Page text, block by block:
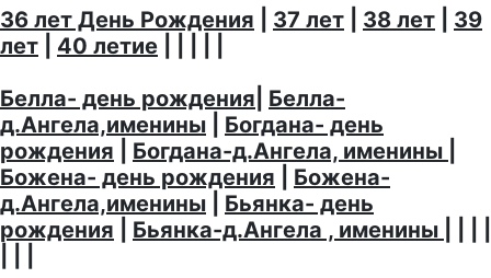
36 лет День Рождения 37 лет 38 лет
39
лет
40 летие
Белла- день рождения Белла-
д.Ангела,именины
Богдана- день
рождения
Богдана-д.Ангела, именины
Божена- день рождения
Божена-
д.Ангела,именины
Бьянка- день
рождения
Бьянка-д.Ангела , именины